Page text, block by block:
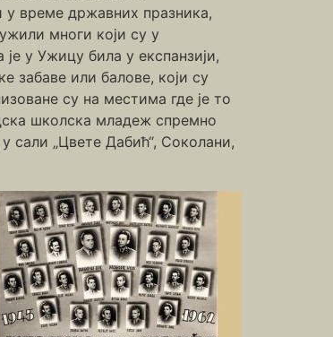
време државних празника,
многи који су у
у Ужицу била у експанзији,
забаве или балове, који су
су на местима где је то
школска младеж спремно
сали „Цвете Дабић“, Соколани,